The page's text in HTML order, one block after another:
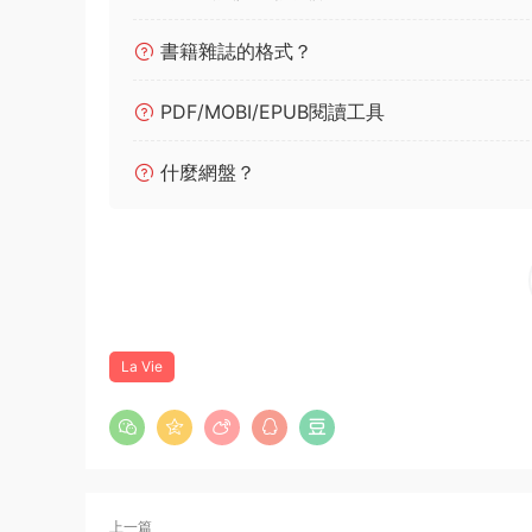
書籍雜誌的格式？
PDF/MOBI/EPUB閱讀工具
什麼網盤？
La Vie
上一篇